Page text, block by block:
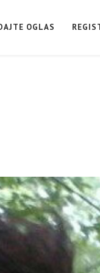
OGLAS